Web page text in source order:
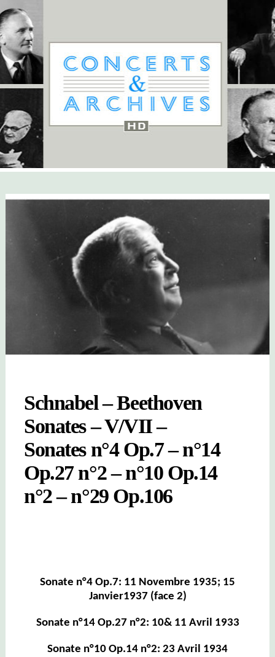
Schnabel – Beethoven
Sonates – V/VII –
Sonates n°4 Op.7 – n°14
Op.27 n°2 – n°10 Op.14
n°2 – n°29 Op.106
Sonate n°4 Op.7: 11 Novembre 1935; 15
Janvier1937 (face 2)
Sonate n°14 Op.27 n°2: 10& 11 Avril 1933
Sonate n°10 Op.14 n°2: 23 Avril 1934